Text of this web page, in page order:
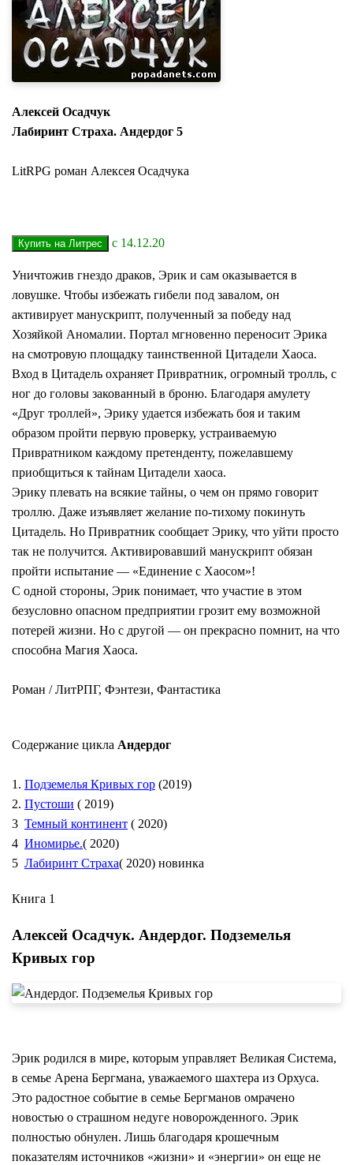
Алексей Осадчук
Лабиринт Страха. Андердог 5
LitRPG роман Алексея Осадчука
с 14.12.20
Уничтожив гнездо драков, Эрик и сам оказывается в
ловушке. Чтобы избежать гибели под завалом, он
активирует манускрипт, полученный за победу над
Хозяйкой Аномалии. Портал мгновенно переносит Эрика
на смотровую площадку таинственной Цитадели Хаоса.
Вход в Цитадель охраняет Привратник, огромный тролль, с
ног до головы закованный в броню. Благодаря амулету
«Друг троллей», Эрику удается избежать боя и таким
образом пройти первую проверку, устраиваемую
Привратником каждому претенденту, пожелавшему
приобщиться к тайнам Цитадели хаоса.
Эрику плевать на всякие тайны, о чем он прямо говорит
троллю. Даже изъявляет желание по-тихому покинуть
Цитадель. Но Привратник сообщает Эрику, что уйти просто
так не получится. Активировавший манускрипт обязан
пройти испытание ― «Единение с Хаосом»!
С одной стороны, Эрик понимает, что участие в этом
безусловно опасном предприятии грозит ему возможной
потерей жизни. Но с другой ― он прекрасно помнит, на что
способна Магия Хаоса.
Роман / ЛитРПГ, Фэнтези, Фантастика
Содержание цикла Андердог
1. Подземелья Кривых гор (2019)
2. Пустоши ( 2019)
3 Темный континент ( 2020)
4 Иномирье.( 2020)
5 Лабиринт Страха( 2020) новинка
Книга 1
Алексей Осадчук. Андердог. Подземелья
Кривых гор
Эрик родился в мире, которым управляет Великая Система,
в семье Арена Бергмана, уважаемого шахтера из Орхуса.
Это радостное событие в семье Бергманов омрачено
новостью о страшном недуге новорожденного. Эрик
полностью обнулен. Лишь благодаря крошечным
показателям источников «жизни» и «энергии» он еще не